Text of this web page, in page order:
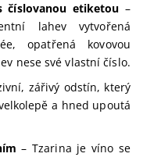
číslovanou etiketou –
lahev vytvořená
opatřená kovovou
nese své vlastní číslo.
zářivý odstín, který
a hned upoutá
– Tzarina je víno se